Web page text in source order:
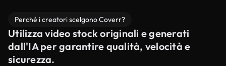
Perché i creatori scelgono Coverr?
Utilizza video stock originali e generati
dall'IA per garantire qualità, velocità e
sicurezza.